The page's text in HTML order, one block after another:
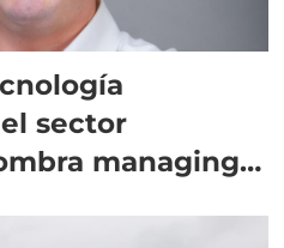
sector
managing